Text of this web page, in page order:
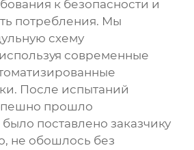
к безопасности и
потребления. Мы
схему
современные
После испытаний
прошло
поставлено заказчику
не обошлось без